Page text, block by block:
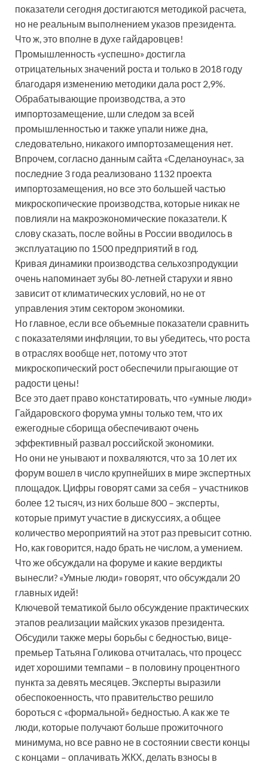
показатели сегодня достигаются методикой расчета,
но не реальным выполнением указов президента.
Что ж, это вполне в духе гайдаровцев!
Промышленность «успешно» достигла
отрицательных значений роста и только в 2018 году
благодаря изменению методики дала рост 2,9%.
Обрабатывающие производства, а это
импортозамещение, шли следом за всей
промышленностью и также упали ниже дна,
следовательно, никакого импортозамещения нет.
Впрочем, согласно данным сайта «Сделаноунас», за
последние 3 года реализовано 1132 проекта
импортозамещения, но все это большей частью
микроскопические производства, которые никак не
повлияли на макроэкономические показатели. К
слову сказать, после войны в России вводилось в
эксплуатацию по 1500 предприятий в год.
Кривая динамики производства сельхозпродукции
очень напоминает зубы 80-летней старухи и явно
зависит от климатических условий, но не от
управления этим сектором экономики.
Но главное, если все объемные показатели сравнить
с показателями инфляции, то вы убедитесь, что роста
в отраслях вообще нет, потому что этот
микроскопический рост обеспечили прыгающие от
радости цены!
Все это дает право констатировать, что «умные люди»
Гайдаровского форума умны только тем, что их
ежегодные сборища обеспечивают очень
эффективный развал российской экономики.
Но они не унывают и похваляются, что за 10 лет их
форум вошел в число крупнейших в мире экспертных
площадок. Цифры говорят сами за себя – участников
более 12 тысяч, из них больше 800 – эксперты,
которые примут участие в дискуссиях, а общее
количество мероприятий на этот раз превысит сотню.
Но, как говорится, надо брать не числом, а умением.
Что же обсуждали на форуме и какие вердикты
вынесли? «Умные люди» говорят, что обсуждали 20
главных идей!
Ключевой тематикой было обсуждение практических
этапов реализации майских указов президента.
Обсудили также меры борьбы с бедностью, вице-
премьер Татьяна Голикова отчиталась, что процесс
идет хорошими темпами – в половину процентного
пункта за девять месяцев. Эксперты выразили
обеспокоенность, что правительство решило
бороться с «формальной» бедностью. А как же те
люди, которые получают больше прожиточного
минимума, но все равно не в состоянии свести концы
с концами – оплачивать ЖКХ, делать взносы в